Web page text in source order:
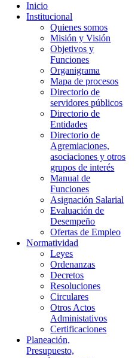
Inicio
Institucional
Quienes somos
Misión y Visión
Objetivos y
Funciones
Organigrama
Mapa de procesos
Directorio de
servidores públicos
Directorio de
Entidades
Directorio de
Agremiaciones,
asociaciones y otros
grupos de interés
Manual de
Funciones
Asignación Salarial
Evaluación de
Desempeño
Ofertas de Empleo
Normatividad
Leyes
Ordenanzas
Decretos
Resoluciones
Circulares
Otros Actos
Administativos
Certificaciones
Planeación,
Presupuesto,